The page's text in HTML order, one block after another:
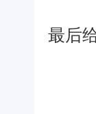
最后